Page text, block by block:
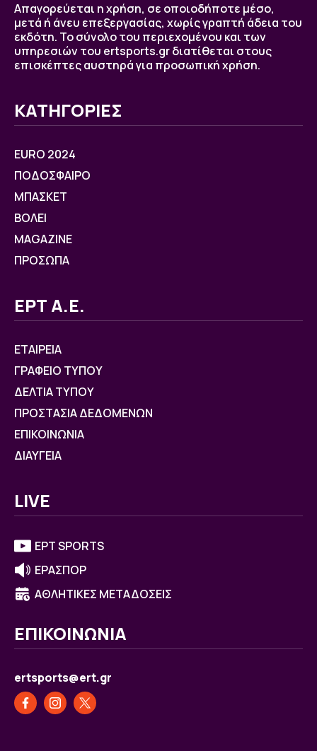
Απαγορεύεται η χρήση, σε οποιοδήποτε μέσο,
μετά ή άνευ επεξεργασίας, χωρίς γραπτή άδεια του
εκδότη. Το σύνολο του περιεχομένου και των
υπηρεσιών του ertsports.gr διατίθεται στους
επισκέπτες αυστηρά για προσωπική χρήση.
ΚΑΤΗΓΟΡΙΕΣ
EURO 2024
ΠΟΔΟΣΦΑΙΡΟ
ΜΠΑΣΚΕΤ
ΒOΛΕΙ
MAGAZINE
ΠΡΟΣΩΠΑ
ΕΡΤ Α.Ε.
ΕΤΑΙΡΕΙΑ
ΓΡΑΦΕΙΟ ΤΥΠΟΥ
ΔΕΛΤΙΑ ΤΥΠΟΥ
ΠΡΟΣΤΑΣΙΑ ΔΕΔΟΜΕΝΩΝ
ΕΠΙΚΟΙΝΩΝΙΑ
ΔΙΑΥΓΕΙΑ
LIVE
ΕΡΤ SPORTS
ΕΡΑΣΠΟΡ
ΑΘΛΗΤΙΚΕΣ ΜΕΤΑΔΟΣΕΙΣ
ΕΠΙΚΟΙΝΩΝΙΑ
ertsports@ert.gr